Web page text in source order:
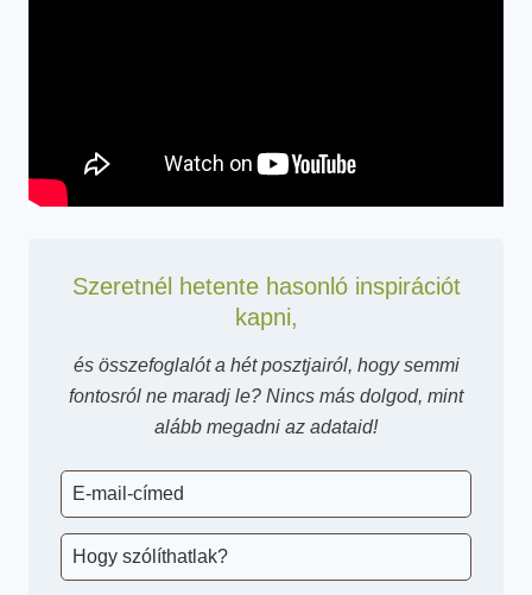
Szeretnél hetente hasonló inspirációt
kapni,
és összefoglalót a hét posztjairól, hogy semmi
fontosról ne maradj le? Nincs más dolgod, mint
alább megadni az adataid!